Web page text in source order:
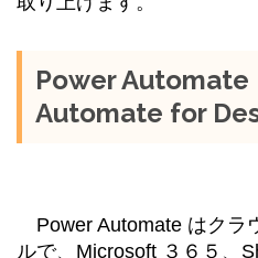
Power Automate
Automate for
Power Automate はクラ
ルで、Microsoft ３６５、